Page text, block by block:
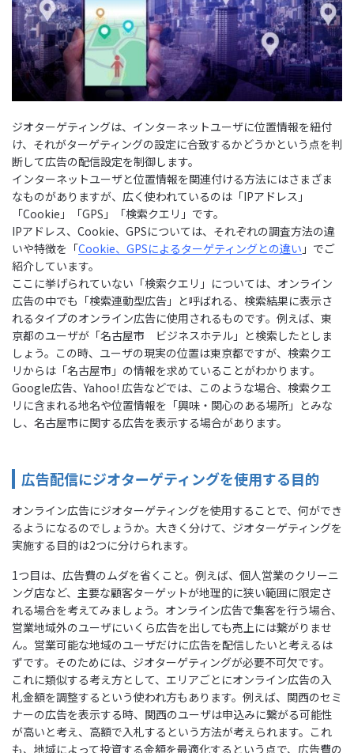
ジオターゲティングは、インターネットユーザに位置情報を紐付
け、それがターゲティングの設定に合致するかどうかという点を判
断して広告の配信設定を制御します。
インターネットユーザと位置情報を関連付ける方法にはさまざま
なものがありますが、広く使われているのは「IPアドレス」
「Cookie」「GPS」「検索クエリ」です。
IPアドレス、Cookie、GPSについては、それぞれの調査方法の違
いや特徴を「Cookie、GPSによるターゲティングとの違い 」でご
紹介しています。
ここに挙げられていない「検索クエリ」については、オンライン
広告の中でも「検索連動型広告」と呼ばれる、検索結果に表示さ
れるタイプのオンライン広告に使用されるものです。例えば、東
京都のユーザが「名古屋市 ビジネスホテル」と検索したとしま
しょう。この時、ユーザの現実の位置は東京都ですが、検索クエ
リからは「名古屋市」の情報を求めていることがわかります。
Google広告、Yahoo! 広告などでは、このような場合、検索クエ
リに含まれる地名や位置情報を「興味・関心のある場所」とみな
し、名古屋市に関する広告を表示する場合があります。
広告配信にジオターゲティングを使用する目的
オンライン広告にジオターゲティングを使用することで、何ができ
るようになるのでしょうか。大きく分けて、ジオターゲティングを
実施する目的は2つに分けられます。
1つ目は、広告費のムダを省くこと。例えば、個人営業のクリーニ
ング店など、主要な顧客ターゲットが地理的に狭い範囲に限定さ
れる場合を考えてみましょう。オンライン広告で集客を行う場合、
営業地域外のユーザにいくら広告を出しても売上には繋がりませ
ん。営業可能な地域のユーザだけに広告を配信したいと考えるは
ずです。そのためには、ジオターゲティングが必要不可欠です。
これに類似する考え方として、エリアごとにオンライン広告の入
札金額を調整するという使われ方もあります。例えば、関西のセミ
ナーの広告を表示する時、関西のユーザは申込みに繋がる可能性
が高いと考え、高額で入札するという方法が考えられます。これ
も、地域によって投資する金額を最適化するという点で、広告費の